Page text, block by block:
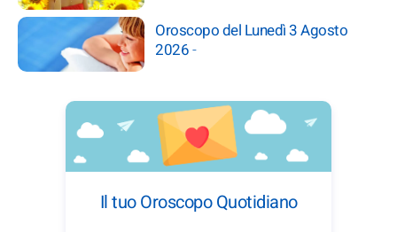
Oroscopo del Lunedì 3 Agosto
2026-
Il tuo Oroscopo Quotidiano